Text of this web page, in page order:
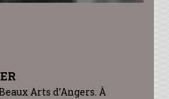
Arts d’Angers. À